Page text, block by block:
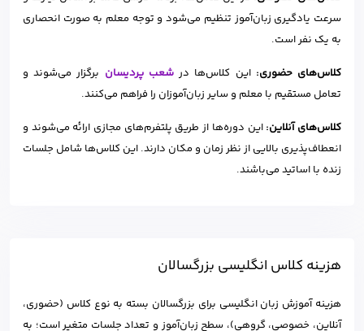
سرعت یادگیری زبان‌آموز تنظیم می‌شود و توجه معلم به صورت انحصاری
به یک نفر است.
کلاس‌های حضوری: این کلاس‌ها درشعب پردیسان برگزار می‌شوند و
تعامل مستقیم با معلم و سایر زبان‌آموزان را فراهم می‌کنند.
کلاس‌های آنلاین: این دوره‌ها از طریق پلتفرم‌های مجازی ارائه می‌شوند و
انعطاف‌پذیری بالایی از نظر زمان و مکان دارند. این کلاس‌ها شامل جلسات
زنده با اساتید می‌باشند.
هزینه کلاس انگلیسی بزرگسالان
هزینه آموزش زبان انگلیسی برای بزرگسالان بسته به نوع کلاس (حضوری،
آنلاین، خصوصی، گروهی)، سطح زبان‌آموز و تعداد جلسات متغیر است؛ به